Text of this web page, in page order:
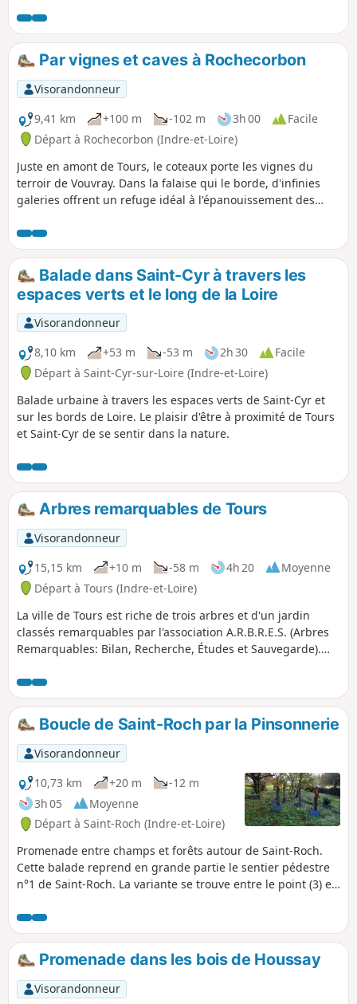
chapelle troglodyte romane du XIe, ses peintures murales
et sa charpente, ainsi que la merveilleuse Abbaye de
Marmoutier sur la fin du parcours. C'est un trajet sans
aucune difficulté, si vous êtes inquiet par la durée, sachez
qu'il existe de nombreux moyens de le raccourcir.
Par vignes et caves à Rochecorbon
Visorandonneur
9,41 km
+100 m -102 m 3h 00
Facile
Départ à Rochecorbon (Indre-et-Loire)
Juste en amont de Tours, le coteaux porte les vignes du
terroir de Vouvray. Dans la falaise qui le borde, d'infinies
galeries offrent un refuge idéal à l'épanouissement des
serpenter entre vignes et caves dans un environnement où
le tuffeau donne à chaque maison un air de palais.
Balade dans Saint-Cyr à travers les
espaces verts et le long de la Loire
Visorandonneur
8,10 km
+53 m -53 m 2h 30
Facile
Départ à Saint-Cyr-sur-Loire (Indre-et-Loire)
Balade urbaine à travers les espaces verts de Saint-Cyr et
sur les bords de Loire. Le plaisir d'être à proximité de Tours
et Saint-Cyr de se sentir dans la nature.
Arbres remarquables de Tours
Visorandonneur
15,15 km
+10 m -58 m 4h 20
Moyenne
Départ à Tours (Indre-et-Loire)
La ville de Tours est riche de trois arbres et d'un jardin
classés remarquables par l'association A.R.B.R.E.S. (Arbres
Remarquables: Bilan, Recherche, Études et Sauvegarde).
fera aussi découvrir d'autres beaux arbres tourangeaux
ainsi que plusieurs petits et grands jardins publics. La
liaison entre les points de départ et d'arrivée est assurée
par le tram.
Boucle de Saint-Roch par la Pinsonnerie
Visorandonneur
10,73 km
+20 m
-12 m
3h 05
Moyenne
Départ à Saint-Roch (Indre-et-Loire)
Promenade entre champs et forêts autour de Saint-Roch.
Cette balade reprend en grande partie le sentier pédestre
n°1 de Saint-Roch. La variante se trouve entre le point (3) et
Promenade dans les bois de Houssay
Visorandonneur